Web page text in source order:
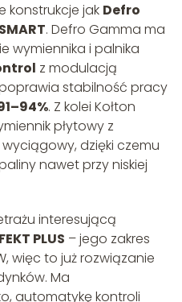
konstrukcje jak Defro
. Defro Gamma ma
wymiennika i palnika
z modulacją
stabilność pracy
. Z kolei Kołton
płytowy z
dzięki czemu
nawet przy niskiej
interesującą
PLUS – jego zakres
więc to już rozwiązanie
Ma
automatykę kontroli